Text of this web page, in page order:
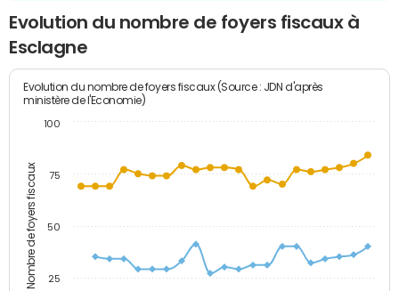
Evolution du nombre de foyers fiscaux à
Esclagne
Nombre de foyers fiscaux
Evolution du nombre de foyers fiscaux (Source : JDN d'après
ministère de l'Economie)
25
50
75
100